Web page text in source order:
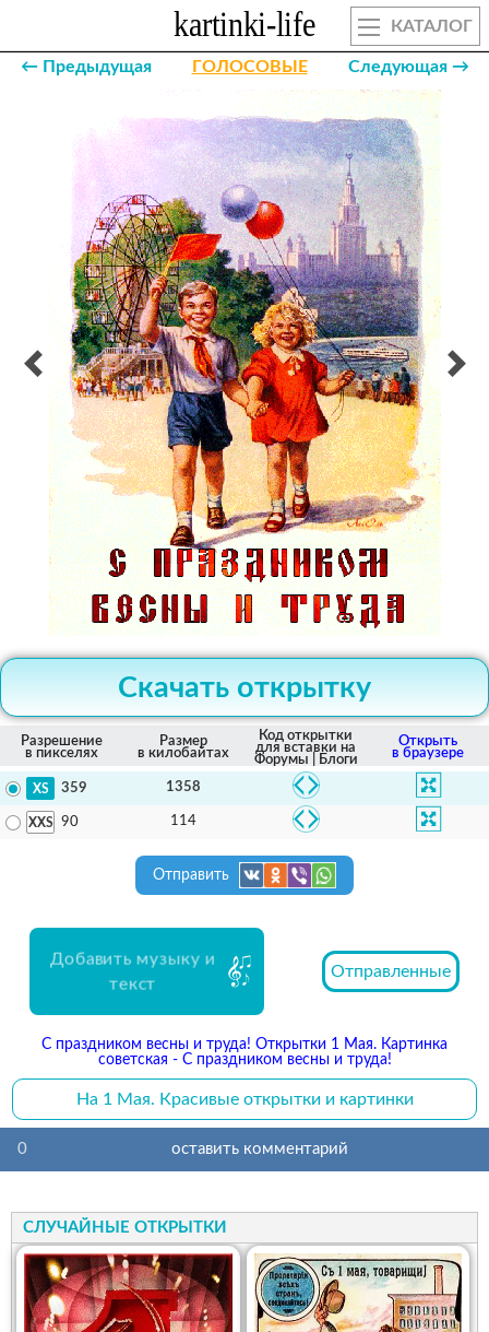
КАТАЛОГ
← Предыдущая ГОЛОСОВЫЕ Следующая →
Скачать открытку
Разрешение
в пикселях
Размер
в килобайтах
Код открытки
для вставки на
Форумы | Блоги
Открыть
в браузере
359 1358
90 114
Отправить
Добавить музыку и
текст
Отправленные
С праздником весны и труда! Открытки 1 Мая. Картинка
советская - С праздником весны и труда!
На 1 Мая. Красивые открытки и картинки
0 оставить комментарий
СЛУЧАЙНЫЕ ОТКРЫТКИ